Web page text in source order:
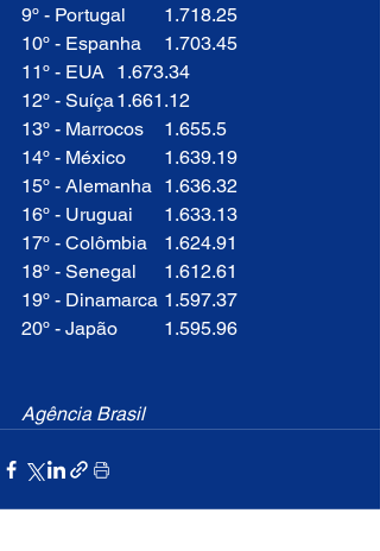
9º - Portugal	1.718.25
10º - Espanha	1.703.45
11º - EUA	1.673.34
12º - Suíça	1.661.12
13º - Marrocos	1.655.5
14º - México	1.639.19
15º - Alemanha	1.636.32
16º - Uruguai	1.633.13
17º - Colômbia	1.624.91
18º - Senegal	1.612.61
19º - Dinamarca	1.597.37
20º - Japão	1.595.96
Agência Brasil